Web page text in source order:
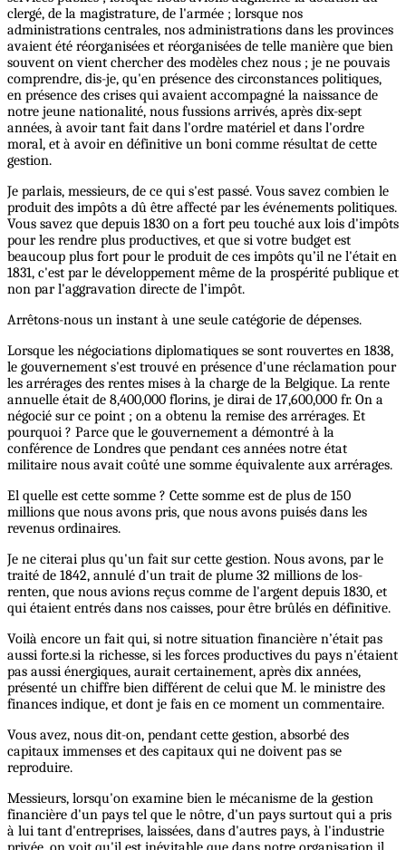
clergé, de la magistrature, de l'armée ; lorsque nos
administrations centrales, nos administrations dans les provinces
avaient été réorganisées et réorganisées de telle manière que bien
souvent on vient chercher des modèles chez nous ; je ne pouvais
comprendre, dis-je, qu'en présence des circonstances politiques,
en présence des crises qui avaient accompagné la naissance de
notre jeune nationalité, nous fussions arrivés, après dix-sept
années, à avoir tant fait dans l'ordre matériel et dans l'ordre
moral, et à avoir en définitive un boni comme résultat de cette
gestion.
Je parlais, messieurs, de ce qui s'est passé. Vous savez combien le
produit des impôts a dû être affecté par les événements politiques.
Vous savez que depuis 1830 on a fort peu touché aux lois d'impôts
pour les rendre plus productives, et que si votre budget est
beaucoup plus fort pour le produit de ces impôts qu’il ne l'était en
1831, c'est par le développement même de la prospérité publique et
non par l'aggravation directe de l’impôt.
Arrêtons-nous un instant à une seule catégorie de dépenses.
Lorsque les négociations diplomatiques se sont rouvertes en 1838,
le gouvernement s'est trouvé en présence d'une réclamation pour
les arrérages des rentes mises à la charge de la Belgique. La rente
annuelle était de 8,400,000 florins, je dirai de 17,600,000 fr. On a
négocié sur ce point ; on a obtenu la remise des arrérages. Et
pourquoi ? Parce que le gouvernement a démontré à la
conférence de Londres que pendant ces années notre état
militaire nous avait coûté une somme équivalente aux arrérages.
El quelle est cette somme ? Cette somme est de plus de 150
millions que nous avons pris, que nous avons puisés dans les
revenus ordinaires.
Je ne citerai plus qu'un fait sur cette gestion. Nous avons, par le
traité de 1842, annulé d'un trait de plume 32 millions de los-
renten, que nous avions reçus comme de l'argent depuis 1830, et
qui étaient entrés dans nos caisses, pour être brûlés en définitive.
Voilà encore un fait qui, si notre situation financière n’était pas
aussi forte.si la richesse, si les forces productives du pays n'étaient
pas aussi énergiques, aurait certainement, après dix années,
présenté un chiffre bien différent de celui que M. le ministre des
finances indique, et dont je fais en ce moment un commentaire.
Vous avez, nous dit-on, pendant cette gestion, absorbé des
capitaux immenses et des capitaux qui ne doivent pas se
reproduire.
Messieurs, lorsqu'on examine bien le mécanisme de la gestion
financière d'un pays tel que le nôtre, d'un pays surtout qui a pris
à lui tant d'entreprises, laissées, dans d'autres pays, à l'industrie